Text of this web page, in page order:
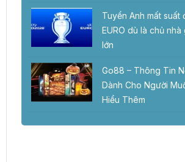
Tuyển Anh mất suất
EURO dù là chủ nhà
lớn
Go88 – Thông Tin
Dành Cho Người
Hiểu Thêm